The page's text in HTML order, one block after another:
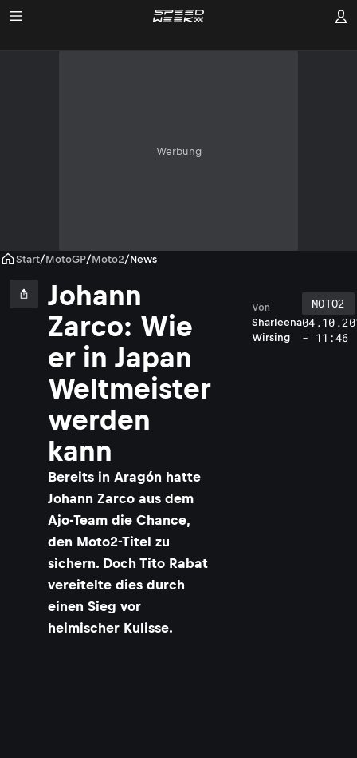
Werbung
Start/MotoGP/Moto2/News
Johann
Zarco: Wie
er in Japan
Weltmeister
werden
kann
Bereits in Aragón hatte
Johann Zarco aus dem
Ajo-Team die Chance,
den Moto2-Titel zu
sichern. Doch Tito Rabat
vereitelte dies durch
einen Sieg vor
heimischer Kulisse.
Sharleena
Wirsing
Von
MOTO2
- 11:46